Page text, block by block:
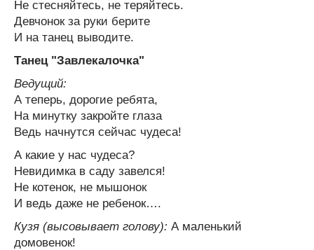
Не стесняйтесь, не теряйтесь.
Девчонок за руки берите
И на танец выводите.
Танец "Завлекалочка"
Ведущий:
А теперь, дорогие ребята,
На минутку закройте глаза
Ведь начнутся сейчас чудеса!
А какие у нас чудеса?
Невидимка в саду завелся!
Не котенок, не мышонок
И ведь даже не ребенок….
Кузя (высовывает голову): А маленький
домовенок!